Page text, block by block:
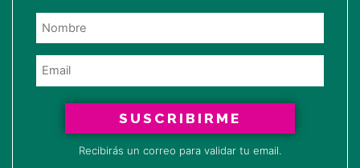
SUSCRIBIRME
Recibirás un correo para validar tu email.